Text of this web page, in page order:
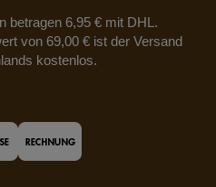
betragen 6,95 € mit DHL.
von 69,00 € ist der Versand
kostenlos.